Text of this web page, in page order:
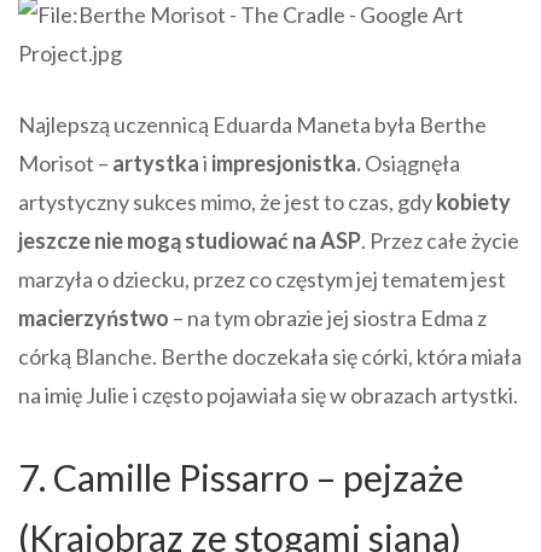
Najlepszą uczennicą Eduarda Maneta była Berthe
Morisot – artystkai impresjonistka.Osiągnęła
artystyczny sukces mimo, że jest to czas, gdykobiety
jeszcze nie mogą studiować na ASP. Przez całe życie
marzyła o dziecku, przez co częstym jej tematem jest
macierzyństwo – na tym obrazie jej siostra Edma z
córką Blanche. Berthe doczekała się córki, która miała
na imię Julie i często pojawiała się w obrazach artystki.
7. Camille Pissarro – pejzaże
(Krajobraz ze stogami siana)